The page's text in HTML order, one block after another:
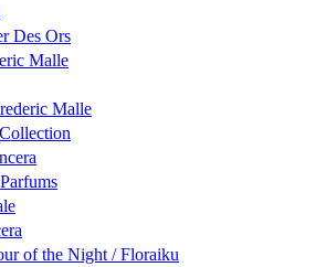
Des Ors
Malle
Malle
of the Night / Floraiku